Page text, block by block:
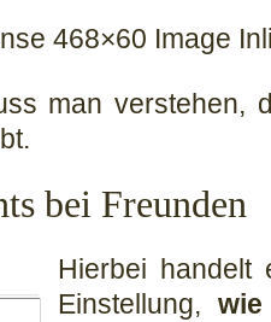
468×60 Image
man verstehen,
bei Freunden
Hierbei handelt
Einstellung,